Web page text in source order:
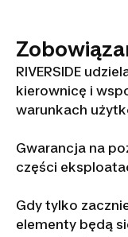
RIVERSIDE
kierownicę i
warunkach
Gwarancja na
części
Gdy tylko
elementy będą